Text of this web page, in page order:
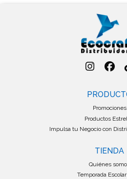
Promociones
Productos
Impulsa tu Negocio con
TIENDA
Quiénes
Temporada